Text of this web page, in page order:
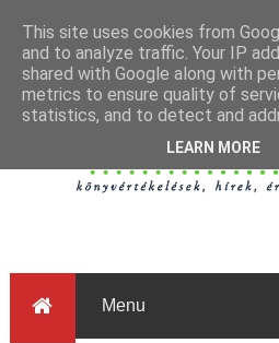
This site uses cookies from
and to analyze traffic. Your IP
shared with Google along with
metrics to ensure quality of
statistics, and to detect and
LEARN MORE